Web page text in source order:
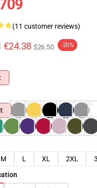
(11 customer reviews)
€24.38 $26.50 -20%
M L XL 2XL